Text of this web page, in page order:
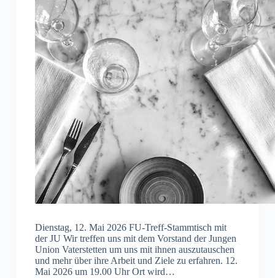
Dienstag, 12. Mai 2026 FU-Treff-Stammtisch mit
der JU Wir treffen uns mit dem Vorstand der Jungen
Union Vaterstetten um uns mit ihnen auszutauschen
und mehr über ihre Arbeit und Ziele zu erfahren. 12.
Mai 2026 um 19.00 Uhr Ort wird…